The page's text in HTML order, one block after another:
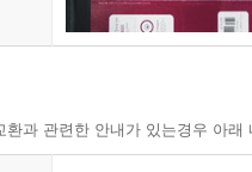
과 관련한 안내가 있는경우 아